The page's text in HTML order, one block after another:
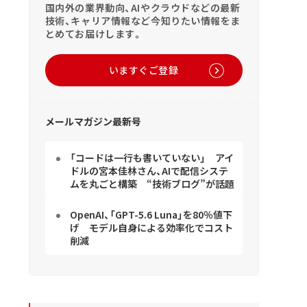
国内外の業界動向、AIやクラウドなどの最新
技術、キャリア情報など今知りたい情報をま
とめてお届けします。
いますぐご登録
メールマガジン最新号
「コードは一行も書いていない」 アイ
ドルの宮本佳林さん、AIで配信システ
ムを丸ごと構築 “技術ブログ”が話題
OpenAI、「GPT-5.6 Luna」を80％値下
げ モデル自身による効率化でコスト
削減